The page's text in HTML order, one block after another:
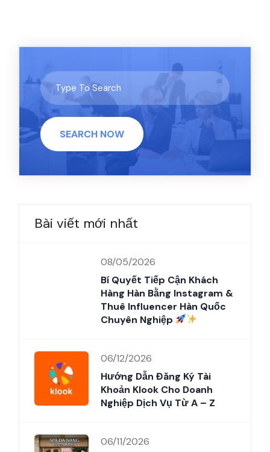
SEARCH NOW
Bài viết mới nhất
08/05/2026
Bí Quyết Tiếp Cận Khách
Hàng Hàn Bằng Instagram &
Thuê Influencer Hàn Quốc
Chuyên Nghiệp
06/12/2026
Hướng Dẫn Đăng Ký Tài
Khoản Klook Cho Doanh
Nghiệp Dịch Vụ Từ A – Z
06/11/2026